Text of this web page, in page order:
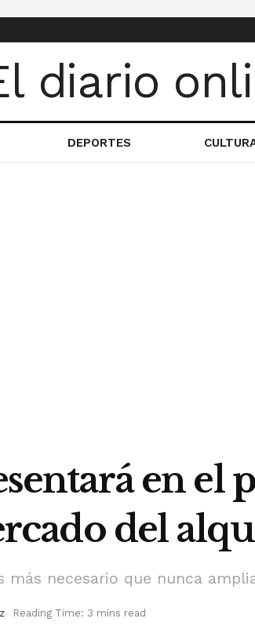
DEPORTES
en el
del
necesario que nunca
Reading Time: 3 mins read